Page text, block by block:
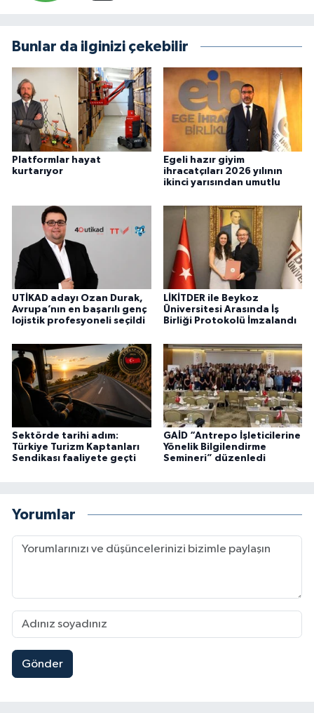
Bunlar da ilginizi çekebilir
Platformlar hayat
kurtarıyor
Egeli hazır giyim
ihracatçıları 2026 yılının
ikinci yarısından umutlu
UTİKAD adayı Ozan Durak,
Avrupa’nın en başarılı genç
lojistik profesyoneli seçildi
LİKİTDER ile Beykoz
Üniversitesi Arasında İş
Birliği Protokolü İmzalandı
Sektörde tarihi adım:
Türkiye Turizm Kaptanları
Sendikası faaliyete geçti
GAİD “Antrepo İşleticilerine
Yönelik Bilgilendirme
Semineri” düzenledi
Yorumlar
Gönder